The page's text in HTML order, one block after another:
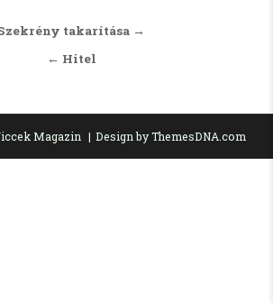
navigáció
takarítása →
← Hitel
Magazin Design by ThemesDNA.com